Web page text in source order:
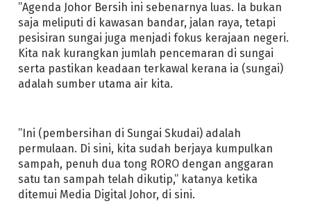
”Agenda Johor Bersih ini sebenarnya luas. Ia bukan
saja meliputi di kawasan bandar, jalan raya, tetapi
pesisiran sungai juga menjadi fokus kerajaan negeri.
Kita nak kurangkan jumlah pencemaran di sungai
serta pastikan keadaan terkawal kerana ia (sungai)
adalah sumber utama air kita.
”Ini (pembersihan di Sungai Skudai) adalah
permulaan. Di sini, kita sudah berjaya kumpulkan
sampah, penuh dua tong RORO dengan anggaran
satu tan sampah telah dikutip,” katanya ketika
ditemui Media Digital Johor, di sini.